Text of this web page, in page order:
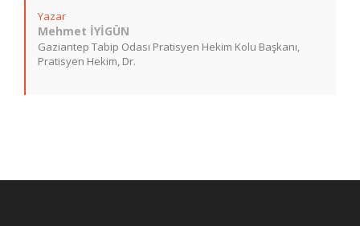
Yazar
Mehmet İYİGÜN
Gaziantep Tabip Odası Pratisyen Hekim Kolu Başkanı,
Pratisyen Hekim, Dr.